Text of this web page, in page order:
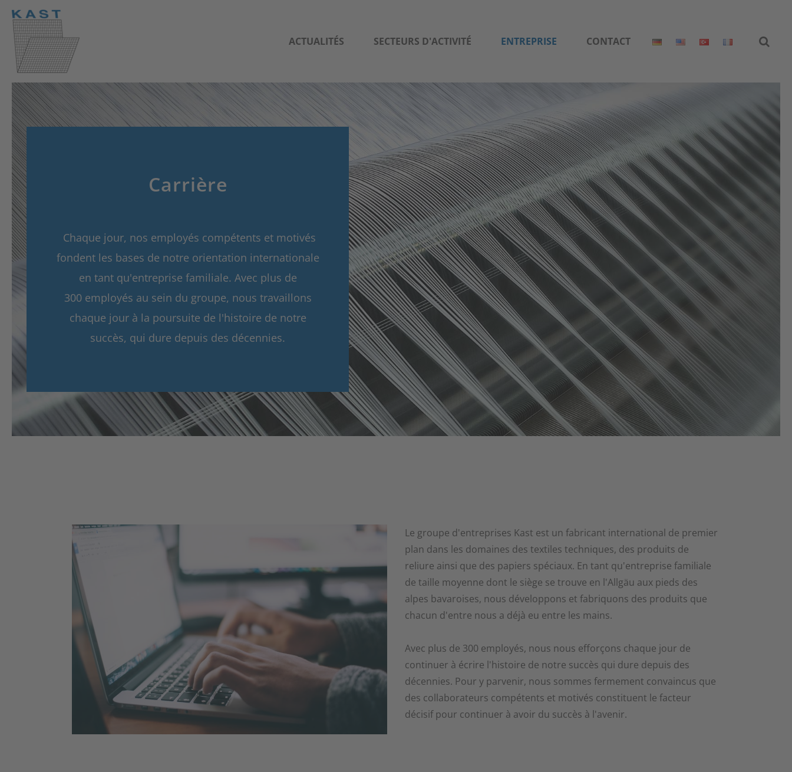
ACTUALITÉS SECTEURS D'ACTIVITÉ ENTREPRISE CONTACT
Carrière
Chaque jour, nos employés compétents et motivés
fondent les bases de notre orientation internationale
en tant qu'entreprise familiale. Avec plus de
300 employés au sein du groupe, nous travaillons
chaque jour à la poursuite de l'histoire de notre
succès, qui dure depuis des décennies.
Le groupe d'entreprises Kast est un fabricant international de premier
plan dans les domaines des textiles techniques, des produits de
reliure ainsi que des papiers spéciaux. En tant qu'entreprise familiale
de taille moyenne dont le siège se trouve en l'Allgäu aux pieds des
alpes bavaroises, nous développons et fabriquons des produits que
chacun d'entre nous a déjà eu entre les mains.
Avec plus de 300 employés, nous nous efforçons chaque jour de
continuer à écrire l'histoire de notre succès qui dure depuis des
décennies. Pour y parvenir, nous sommes fermement convaincus que
des collaborateurs compétents et motivés constituent le facteur
décisif pour continuer à avoir du succès à l'avenir.